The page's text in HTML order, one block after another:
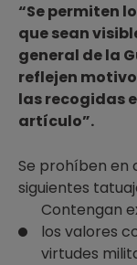
“Se permiten
que sean
general de la
reflejen
las recogidas
artículo”.
Se prohíben en
siguientes
Contengan
los valores
virtudes